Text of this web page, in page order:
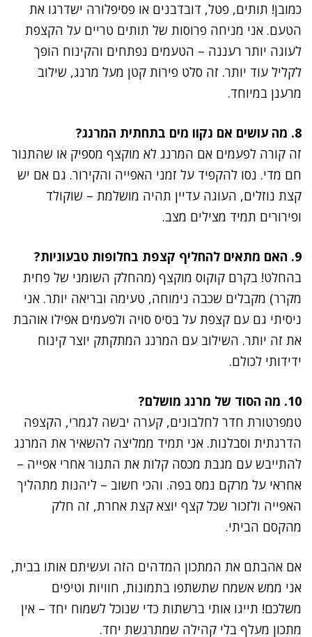
כמובן! תותים, פטל, דובדבנים או פסיפלורה ישדרגו את
הטעם. אני מניחה פרוסות של תותים טריים על הקצפת
לעוגה יותר רעננה – הטעמים נפתחים והקינוח הופך
לקליל עוד יותר. זה סלט פירות קטן מעל מרנג, שילוב
מרענן במיוחד.
8. מה עושים אם נקוו מים בתחתית המרנג?
זה קורה לפעמים אם המרנג לא מוקצף מספיק או שהתנור
חם מדי. נסו להקפיד על זמני האפייה והקירור. גם אם יש
קצת נוזלים, העוגה עדיין תהיה מושלמת – שוקולד
ופירורים תמיד מצילים מצב.
9. האם מתאים להחליף קצפת בחלופות טבעוניות?
בהחלט! בקרם קוקוס מוקצף (מהחלק השומני של פחית
מקרר) מקבלים שכבה נימוחה, טעימה ובריאה יותר. אני
ניסיתי גם עם קצפת על בסיס סויה ולפעמים אפילו אוהבת
את זה יותר. השילוב עם המרנג המתקתק יוצר קינוח
ידידותי לכולם.
10. מה הסוד של מרנג מושלם?
טמפרטורת חדר לחלבונים, קערה יבשה לגמרי, הקצפה
הדרגתית וסבלנות. אני תמיד ממליצה להשאיר את המרנג
להתייבש עם מגבת מכסה קלות את התנור אחרי אפייה –
אחראי על מרקם נמס בפה. והכי חשוב – ליהנות מתהליך
האפייה ולזכור שכל קצף יוצא קצת אחרת, זה חלק
מהקסם הביתי.
אם אהבתם את המתכון המדהים הזה ועשיתם אותו בבית,
אני ממש אשמח שתשתפו בתמונות, חוויות וטיפים
משלכם! תייגו אותי ברשתות כדי שנוכל לשמוח יחד – אין
מתכון מעלף בלי קהילה שמתרגשת יחד.